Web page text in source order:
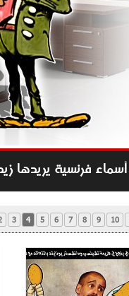
3 4 5 6 7 8 9 10